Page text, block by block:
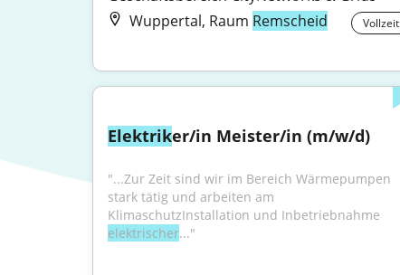
Wuppertal, Raum Remscheid Vollzeit
Elektriker/in Meister/in (m/w/d)
"...Zur Zeit sind wir im Bereich Wärmepumpen
stark tätig und arbeiten am
elektrischer..."